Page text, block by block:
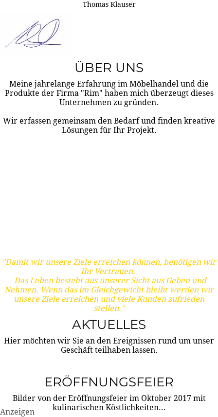
Thomas Klauser
ÜBER UNS
Meine jahrelange Erfahrung im Möbelhandel und die
Produkte der Firma "Rim" haben mich überzeugt dieses
Unternehmen zu gründen.
Wir erfassen gemeinsam den Bedarf und finden kreative
Lösungen für Ihr Projekt.
"Damit wir unsere Ziele erreichen können, benötigen wir
Ihr Vertrauen.
Das Leben besteht aus unserer Sicht aus Geben und
Nehmen. Wenn das im Gleichgewicht bleibt werden wir
unsere Ziele erreichen und viele Kunden zufrieden
stellen."
AKTUELLES
Hier möchten wir Sie an den Ereignissen rund um unser
Geschäft teilhaben lassen.
ERÖFFNUNGSFEIER
Bilder von der Eröffnungsfeier im Oktober 2017 mit
kulinarischen Köstlichkeiten...
Anzeigen